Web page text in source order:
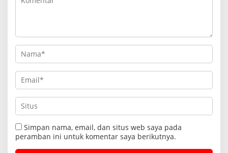
Simpan nama, email, dan situs web saya pada
peramban ini untuk komentar saya berikutnya.